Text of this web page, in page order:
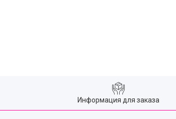
Информация для заказа